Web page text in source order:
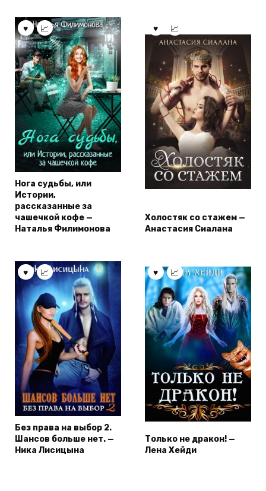
Нога судьбы, или
Истории,
рассказанные за
чашечкой кофе —
Наталья Филимонова
Холостяк со стажем —
Анастасия Сиалана
Без права на выбор 2.
Шансов больше нет. —
Ника Лисицына
Только не дракон! —
Лена Хейди